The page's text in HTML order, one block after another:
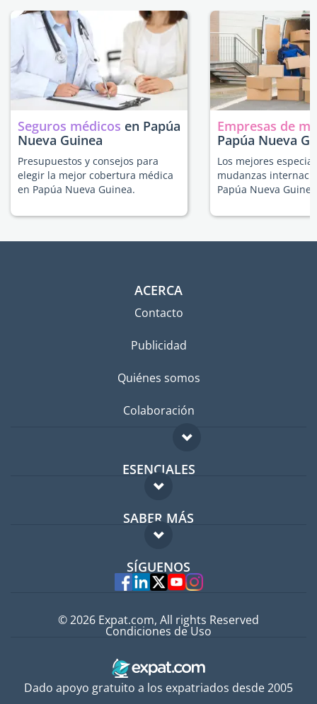
Seguros médicos en Papúa
Nueva Guinea
Presupuestos y consejos para
elegir la mejor cobertura médica
en Papúa Nueva Guinea.
Empresas de
Papúa Nueva
Los mejores
mudanzas
Papúa Nueva
ACERCA
Contacto
Publicidad
Quiénes somos
Colaboración
ESENCIALES
Foro para expatriados
Guía para expatriados
Trabajos en el extranjero
SABER MÁS
FAQ
Expertos
SÍGUENOS
Dado apoyo gratuito a los expatriados desde 2005
© 2026 Expat.com, All rights Reserved
Condiciones de Uso